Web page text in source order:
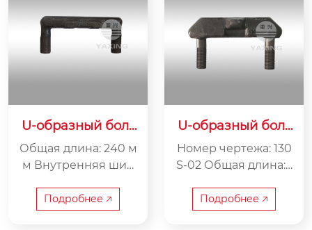
U-образный болт
Межосевое расст
ояние 210
Общая длина: 240 м
м Внутренняя шир
кг
Подробнее 🡥
U-образный болт
Номер чертежа: 130
S-02 Общая длина: 1
ширина: 110 мм Вес:
1 кг
Подробнее 🡥